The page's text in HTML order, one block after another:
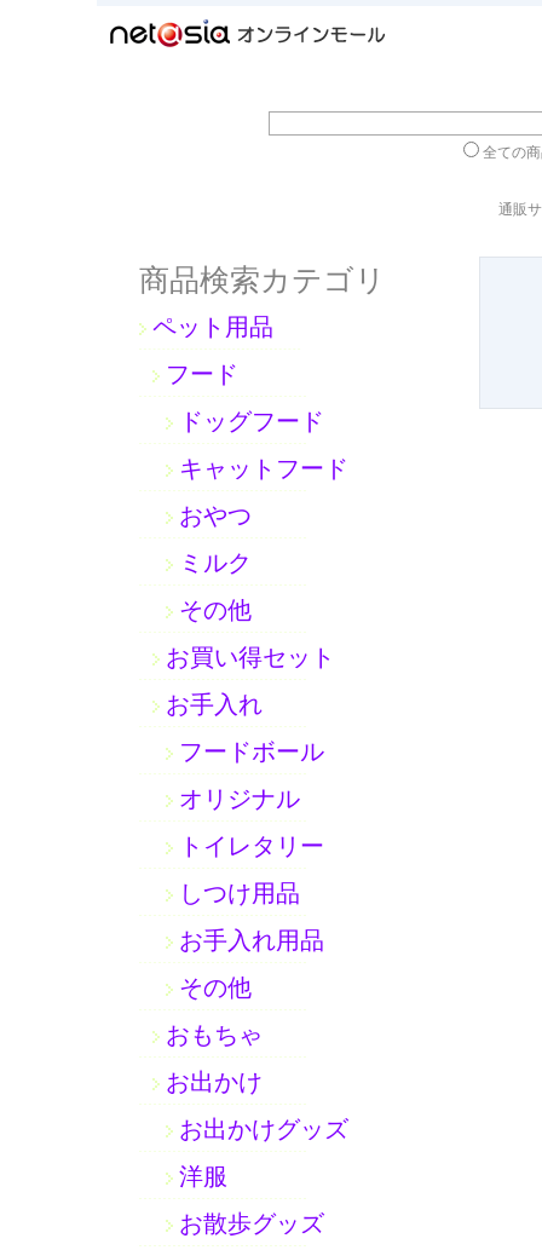
全ての
通販
商品検索カテゴリ
ペット用品
フード
ドッグフード
キャットフード
おやつ
ミルク
その他
お買い得セット
お手入れ
フードボール
オリジナル
トイレタリー
しつけ用品
お手入れ用品
その他
おもちゃ
お出かけ
お出かけグッズ
洋服
お散歩グッズ